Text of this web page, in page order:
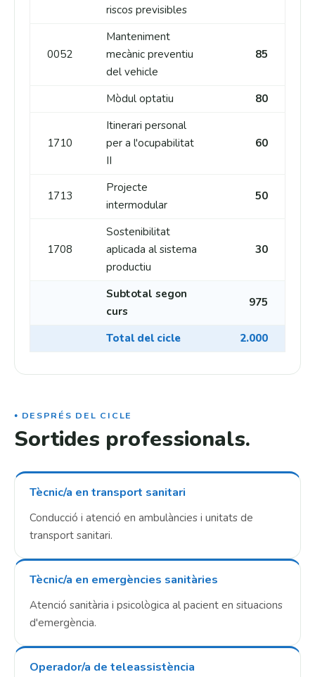
riscos previsibles
0052
Manteniment
mecànic preventiu
del vehicle
85
Mòdul optatiu 80
1710
Itinerari personal
per a l'ocupabilitat
II
60
1713
Projecte
intermodular
50
1708
Sostenibilitat
aplicada al sistema
productiu
30
Subtotal segon
curs
975
Total del cicle 2.000
DESPRÉS DEL CICLE
Sortides professionals.
Tècnic/a en transport sanitari
Conducció i atenció en ambulàncies i unitats de
transport sanitari.
Tècnic/a en emergències sanitàries
Atenció sanitària i psicològica al pacient en situacions
d'emergència.
Operador/a de teleassistència